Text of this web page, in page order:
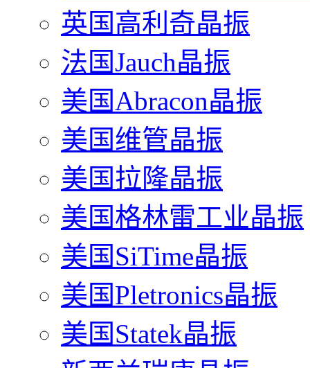
英国高利奇晶振
法国Jauch晶振
美国Abracon晶振
美国维管晶振
美国拉隆晶振
美国格林雷工业晶振
美国SiTime晶振
美国Pletronics晶振
美国Statek晶振